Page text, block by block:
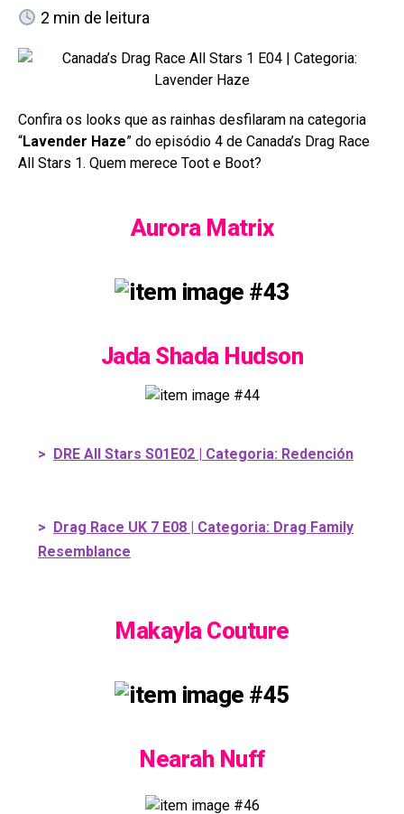
2 min de leitura
Confira os looks que as rainhas desfilaram na categoria
“Lavender Haze” do episódio 4 de Canada’s Drag Race
All Stars 1. Quem merece Toot e Boot?
Aurora Matrix
Jada Shada Hudson
> DRE All Stars S01E02 | Categoria: Redención
> Drag Race UK 7 E08 | Categoria: Drag Family
Resemblance
Makayla Couture
Nearah Nuff